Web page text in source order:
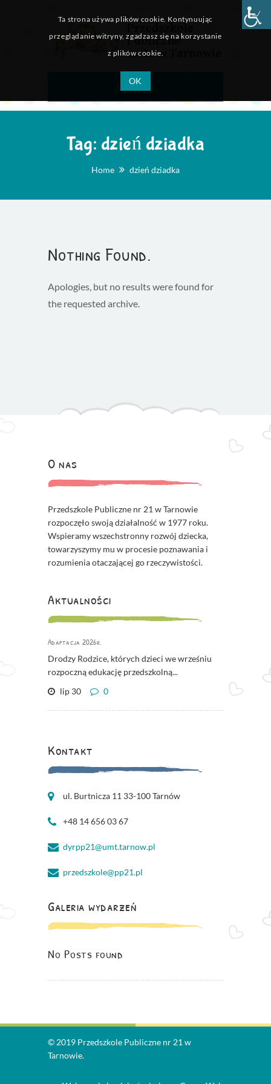
Menu
Tag: dzień dziadka
Home dzień dziadka
Nothing Found.
Apologies, but no results were found for
the requested archive.
O nas
Przedszkole Publiczne nr 21 w Tarnowie
rozpoczęło swoją działalność w 1977 roku.
Wspieramy wszechstronny rozwój dziecka,
towarzyszymy mu w procesie poznawania i
rozumienia otaczającej go rzeczywistości.
Aktualności
Adaptacja 2026r.
Drodzy Rodzice, których dzieci we wrześniu
rozpoczną edukację przedszkolną...
lip 30
0
Kontakt
ul. Burtnicza 11 33-100 Tarnów
+48 14 656 03 67
dyrpp21@umt.tarnow.pl
przedszkole@pp21.pl
Galeria wydarzeń
No Posts found
© 2019 Przedszkole Publiczne nr 21 w
Tarnowie.
Ta strona używa plików cookie. Kontynuując
przeglądanie witryny, zgadzasz się na korzystanie
z plików cookie.
OK